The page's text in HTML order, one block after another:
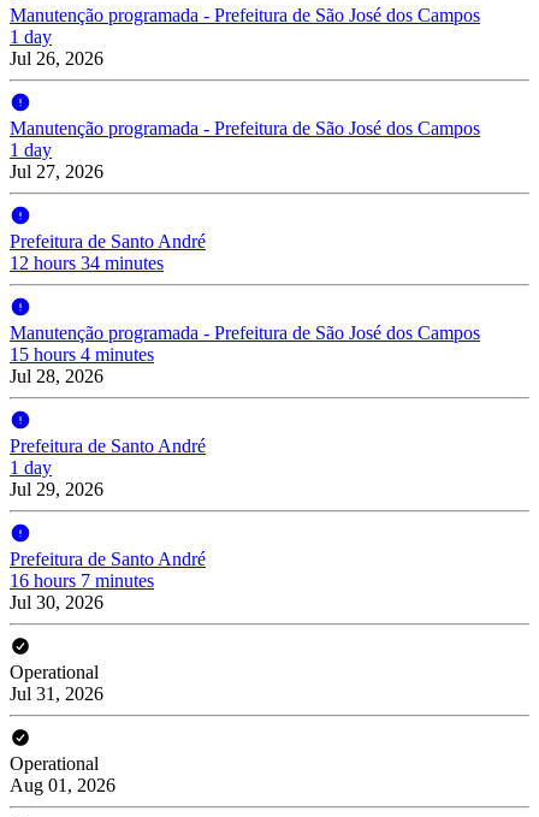
Manutenção programada - Prefeitura de São José dos Campos
1 day
Jul 26, 2026
Manutenção programada - Prefeitura de São José dos Campos
1 day
Jul 27, 2026
Prefeitura de Santo André
12 hours 34 minutes
Manutenção programada - Prefeitura de São José dos Campos
15 hours 4 minutes
Jul 28, 2026
Prefeitura de Santo André
1 day
Jul 29, 2026
Prefeitura de Santo André
16 hours 7 minutes
Jul 30, 2026
Operational
Jul 31, 2026
Operational
Aug 01, 2026